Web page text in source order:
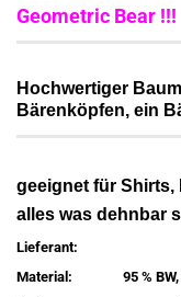
Geometric Bear !!!
Hochwertiger
Bärenköpfen, ein
geeignet für Shirts,
alles was dehnbar
Lieferant:
Material:
95 %